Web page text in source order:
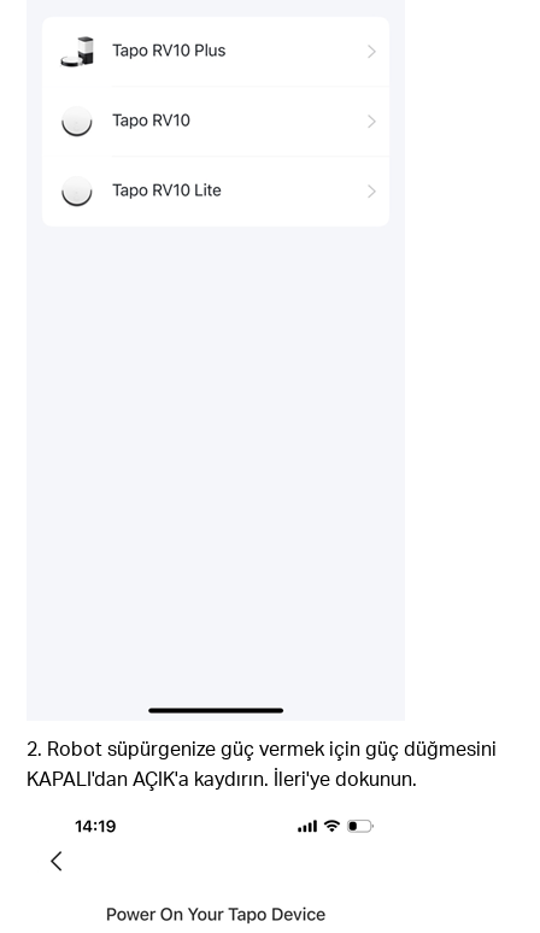
2. Robot süpürgenize güç vermek için güç düğmesini
KAPALI'dan AÇIK'a kaydırın. İleri'ye dokunun.